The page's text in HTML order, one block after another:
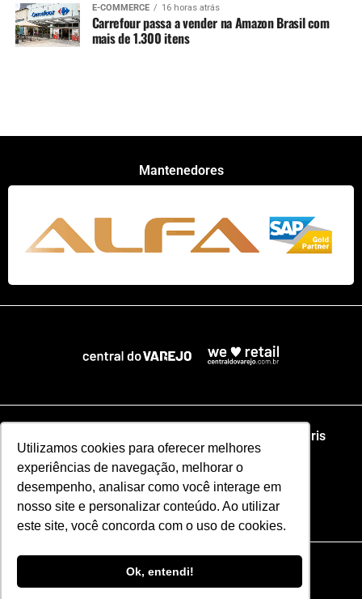
Utilizamos cookies para oferecer melhores
experiências de navegação, melhorar o
desempenho, analisar como você interage em
nosso site e personalizar conteúdo. Ao utilizar
este site, você concorda com o uso de cookies.
Ok, entendi!
E-COMMERCE 16 horas atrás
Carrefour passa a vender na Amazon Brasil com
mais de 1.300 itens
Mantenedores
NRF Paris
Web Summit Lisboa Web Summit Rio
Especial NRF2026
CNPJ: 51.110.853/0001-17